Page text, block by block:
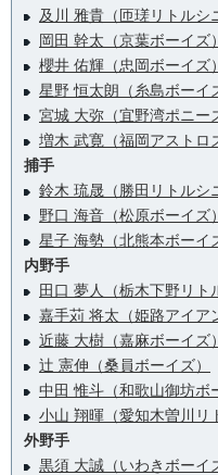
及川 雅貴（匝瑳リトルシ
岡田 幹太（京葉ボーイズ）
櫻井 佑輝（忠岡ボーイズ）
星野 恒太朗（糸島ボーイ
宮城 大弥（宜野湾ポニー
増木 武寛（福岡アストロ
捕手
鈴木 琉晟（勝田リトルシ
野口 海音（松原ボーイズ）
星子 海勢（北熊本ボーイ
内野手
田口 夢人（栃木下野リト
嘉手苅 将太（姫路アイア
近藤 大樹（嘉麻ボーイズ）
辻 憲伸（桑員ボーイズ）
中田 惟斗（和歌山御坊ボ
小山 翔暉（愛知木曽川リ
外野手
黒須 大誠（いわきボーイ